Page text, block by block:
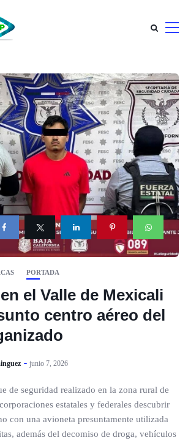
PORTADA
el Valle de Mexicali
centro aéreo del
junio 7, 2026
de seguridad realizado en la zona rural de
estatales y federales descubrir
con una avioneta presuntamente utilizada
además del decomiso de droga, vehículos